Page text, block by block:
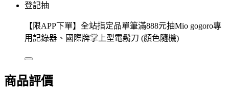
登記抽
【限APP下單】全站指定品單筆滿888元抽Mio gogoro專
用記錄器、國際牌掌上型電鬍刀 (顏色隨機)
商品評價